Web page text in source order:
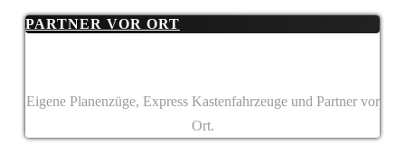
PARTNER VOR ORT
Eigene Planenzüge, Express Kasten­fahrzeuge und Partner vor
Ort.